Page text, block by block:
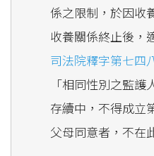
係之限制，於因收
收養關係終止後，
司法院釋字第七四
「相同性別之監
存續中，不得成立
父母同意者，不在